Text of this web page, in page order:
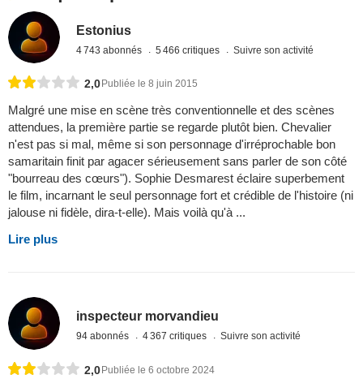
Estonius
4 743 abonnés 5 466 critiques Suivre son activité
2,0 Publiée le 8 juin 2015
Malgré une mise en scène très conventionnelle et des scènes
attendues, la première partie se regarde plutôt bien. Chevalier
n'est pas si mal, même si son personnage d'irréprochable bon
samaritain finit par agacer sérieusement sans parler de son côté
"bourreau des cœurs"). Sophie Desmarest éclaire superbement
le film, incarnant le seul personnage fort et crédible de l'histoire (ni
jalouse ni fidèle, dira-t-elle). Mais voilà qu'à ...
Lire plus
inspecteur morvandieu
94 abonnés 4 367 critiques Suivre son activité
2,0Publiée le 6 octobre 2024